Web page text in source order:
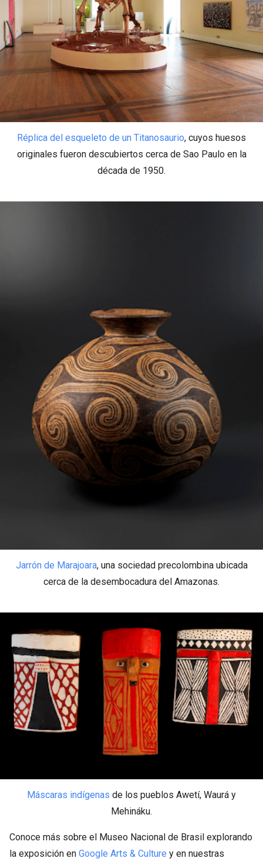
Réplica del esqueleto de un Titanosaurio, cuyos huesos
originales fueron descubiertos cerca de Sao Paulo en la
década de 1950.
Jarrón de Marajoara, una sociedad precolombina ubicada
cerca de la desembocadura del Amazonas.
Máscaras indígenas de los pueblos Awetí, Waurá y
Mehináku.
Conoce más sobre el Museo Nacional de Brasil explorando
la exposición en Google Arts & Culture y en nuestras